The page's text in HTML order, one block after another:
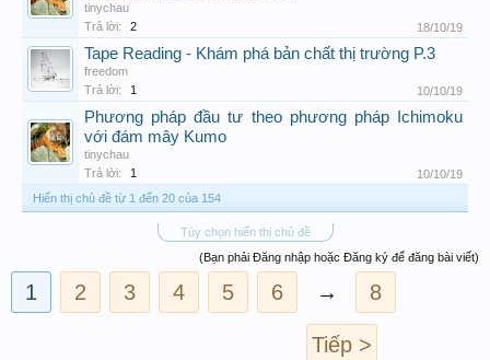
tinychau
Trả lời:
2 18/10/19
Tape Reading - Khám phá bản chất thị trường P.3
freedom
Trả lời:
1 10/10/19
Phương pháp đầu tư theo phương pháp Ichimoku
với đám mây Kumo
tinychau
Trả lời:
1
10/10/19
Hiển thị chủ đề từ 1 đến 20 của 154
Tùy chọn hiển thị chủ đề
(Bạn phải Đăng nhập hoặc Đăng ký để đăng bài viết)
1 2 3 4 5 6 → 8
Tiếp >